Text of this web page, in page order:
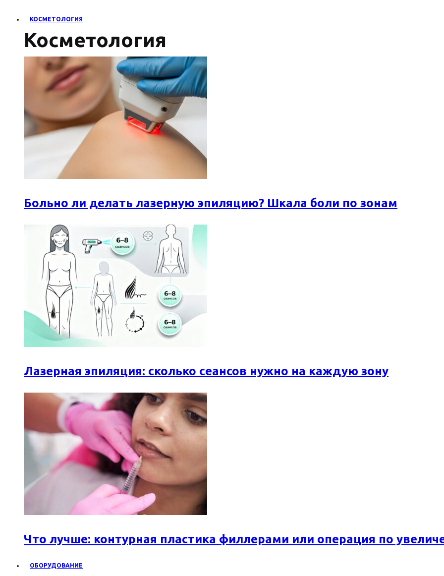
КОСМЕТОЛОГИЯ
Косметология
Больно ли делать лазерную эпиляцию? Шкала боли по зонам
Лазерная эпиляция: сколько сеансов нужно на каждую зону
Что лучше: контурная пластика филлерами или операция по
ОБОРУДОВАНИЕ